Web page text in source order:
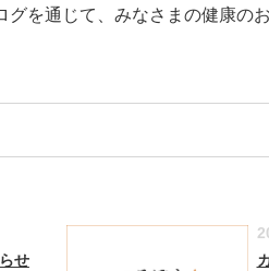
グを通じて、みなさまの健康の
せ